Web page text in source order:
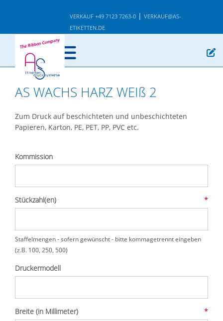
VERKAUF +49 7123 7263-0 | VERKAUF@AS-
ETIKETTEN.DE
AS WACHS HARZ WEIß 2
Zum Druck auf beschichteten und unbeschichteten
Papieren, Karton, PE, PET, PP, PVC etc.
Kommission
Stückzahl(en) *
Staffelmengen - sofern gewünscht - bitte kommagetrennt eingeben
(z.B. 100, 250, 500)
Druckermodell
Breite (in Millimeter) *